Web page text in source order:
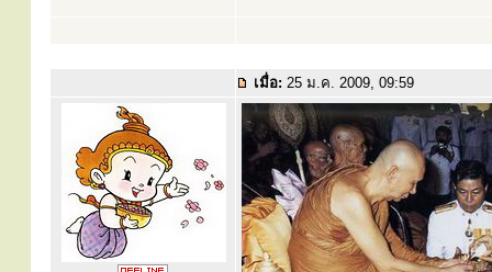
เมื่อ: 25 ม.ค. 2009, 09:59